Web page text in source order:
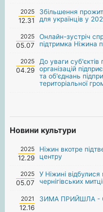
2025
12.31
Збільшення
для українців у
2025
05.07
Онлайн-зустріч
підтримка Ніжина
2025
04.29
До уваги
організацій
та об'єднань
територіальної
Новини культури
2025
12.29
Ніжин вкотре
центру
2025
05.07
У Ніжині
чернігівських
2021
12.16
ЗИМА ПРИЙШЛА -